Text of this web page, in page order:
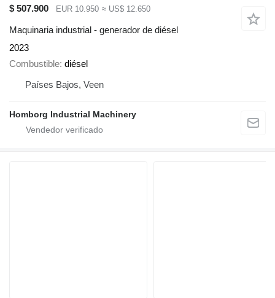
$ 507.900 EUR 10.950 ≈ US$ 12.650
Maquinaria industrial - generador de diésel
2023
Combustible diésel
Países Bajos, Veen
Homborg Industrial Machinery